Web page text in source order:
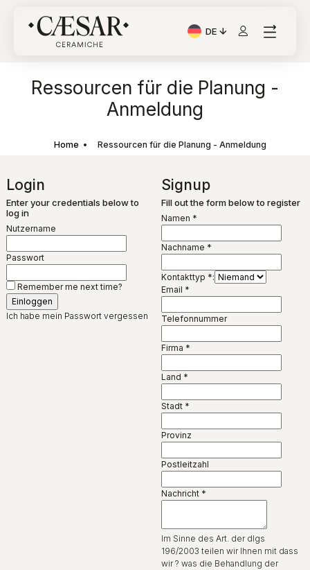
DE
Aktuelle Sprache:
Ressourcen für die Planung -
Anmeldung
Home Ressourcen für die Planung - Anmeldung
Login
Enter your credentials below to
log in
Nutzername
Passwort
Remember me next time?
Ich habe mein Passwort vergessen
Signup
Fill out the form below to register
Namen *
Nachname *
Kontakttyp *:
Email *
Telefonnummer
Firma *
Land *
Stadt *
Provinz
Postleitzahl
Nachricht *
Im Sinne des Art. der dlgs
196/2003 teilen wir Ihnen mit dass
wir ? was die Behandlung der